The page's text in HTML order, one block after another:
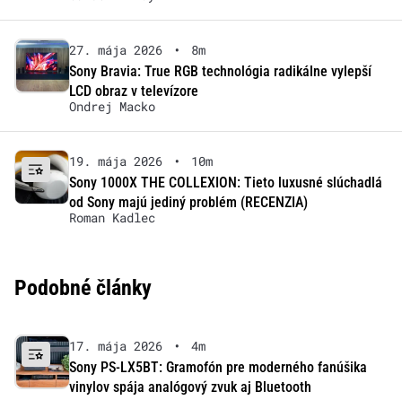
27. mája 2026 •
8m
Sony Bravia: True RGB technológia radikálne vylepší
LCD obraz v televízore
Ondrej Macko
19. mája 2026 •
10m
Sony 1000X THE COLLEXION: Tieto luxusné slúchadlá
od Sony majú jediný problém (RECENZIA)
Roman Kadlec
Podobné články
17. mája 2026 •
4m
Sony PS-LX5BT: Gramofón pre moderného fanúšika
vinylov spája analógový zvuk aj Bluetooth